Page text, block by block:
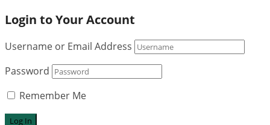
Login to Your Account
Username or Email Address
Password
Remember Me